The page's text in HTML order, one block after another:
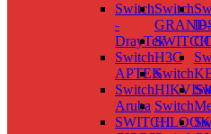
Switch
-
DrayTek
Switch
APTEK
Switch
Aruba
SWITCH
Switch
SWITCH
H3C
Switch
Switch
HILOOK
IP-